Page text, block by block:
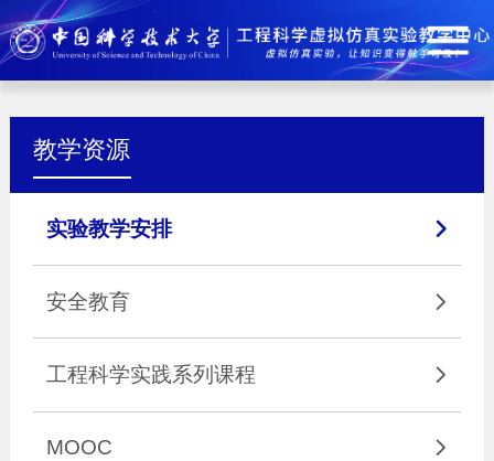
教学资源
实验教学安排 
安全教育 
工程科学实践系列课程 
MOOC 